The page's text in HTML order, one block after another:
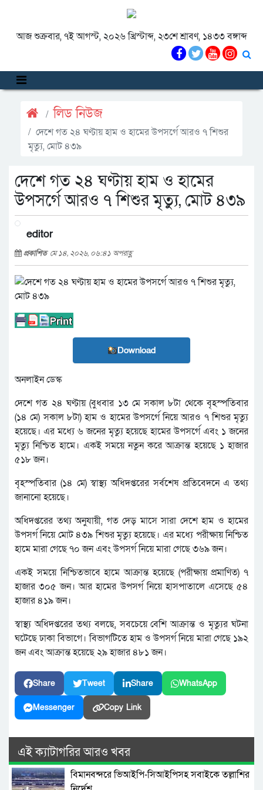
আজ শুক্রবার, ৭ই আগস্ট, ২০২৬ খ্রিস্টাব্দ, ২৩শে শ্রাবণ, ১৪৩৩ বঙ্গাব্দ
লিড নিউজ
দেশে গত ২৪ ঘণ্টায় হাম ও হামের উপসর্গে আরও ৭ শিশুর
মৃত্যু, মোট ৪৩৯
দেশে গত ২৪ ঘণ্টায় হাম ও হামের
উপসর্গে আরও ৭ শিশুর মৃত্যু, মোট ৪৩৯
editor
প্রকাশিত মে ১৪, ২০২৬, ০৬:৪১ অপরাহ্ণ
Download
অনলাইন ডেস্ক
দেশে গত ২৪ ঘণ্টায় (বুধবার ১৩ মে সকাল ৮টা থেকে বৃহস্পতিবার
(১৪ মে) সকাল ৮টা) হাম ও হামের উপসর্গে নিয়ে আরও ৭ শিশুর মৃত্যু
হয়েছে। এর মধ্যে ৬ জনের মৃত্যু হয়েছে হামের উপসর্গে এবং ১ জনের
মৃত্যু নিশ্চিত হামে। একই সময়ে নতুন করে আক্রান্ত হয়েছে ১ হাজার
৫১৮ জন।
বৃহস্পতিবার (১৪ মে) স্বাস্থ্য অধিদপ্তরের সর্বশেষ প্রতিবেদনে এ তথ্য
জানানো হয়েছে।
অধিদপ্তরের তথ্য অনুযায়ী, গত দেড় মাসে সারা দেশে হাম ও হামের
উপসর্গ নিয়ে মোট ৪৩৯ শিশুর মৃত্যু হয়েছে। এর মধ্যে পরীক্ষায় নিশ্চিত
হামে মারা গেছে ৭০ জন এবং উপসর্গ নিয়ে মারা গেছে ৩৬৯ জন।
একই সময়ে নিশ্চিতভাবে হামে আক্রান্ত হয়েছে (পরীক্ষায় প্রমাণিত) ৭
হাজার ৩০৫ জন। আর হামের উপসর্গ নিয়ে হাসপাতালে এসেছে ৫৪
হাজার ৪১৯ জন।
স্বাস্থ্য অধিদপ্তরের তথ্য বলছে, সবচেয়ে বেশি আক্রান্ত ও মৃত্যুর ঘটনা
ঘটেছে ঢাকা বিভাগে। বিভাগটিতে হাম ও উপসর্গ নিয়ে মারা গেছে ১৯২
জন এবং আক্রান্ত হয়েছে ২৯ হাজার ৪৮১ জন।
Share Tweet Share WhatsApp
Messenger Copy Link
এই ক্যাটাগরির আরও খবর
বিমানবন্দরে ভিআইপি-সিআইপিসহ সবাইকে তল্লাশির